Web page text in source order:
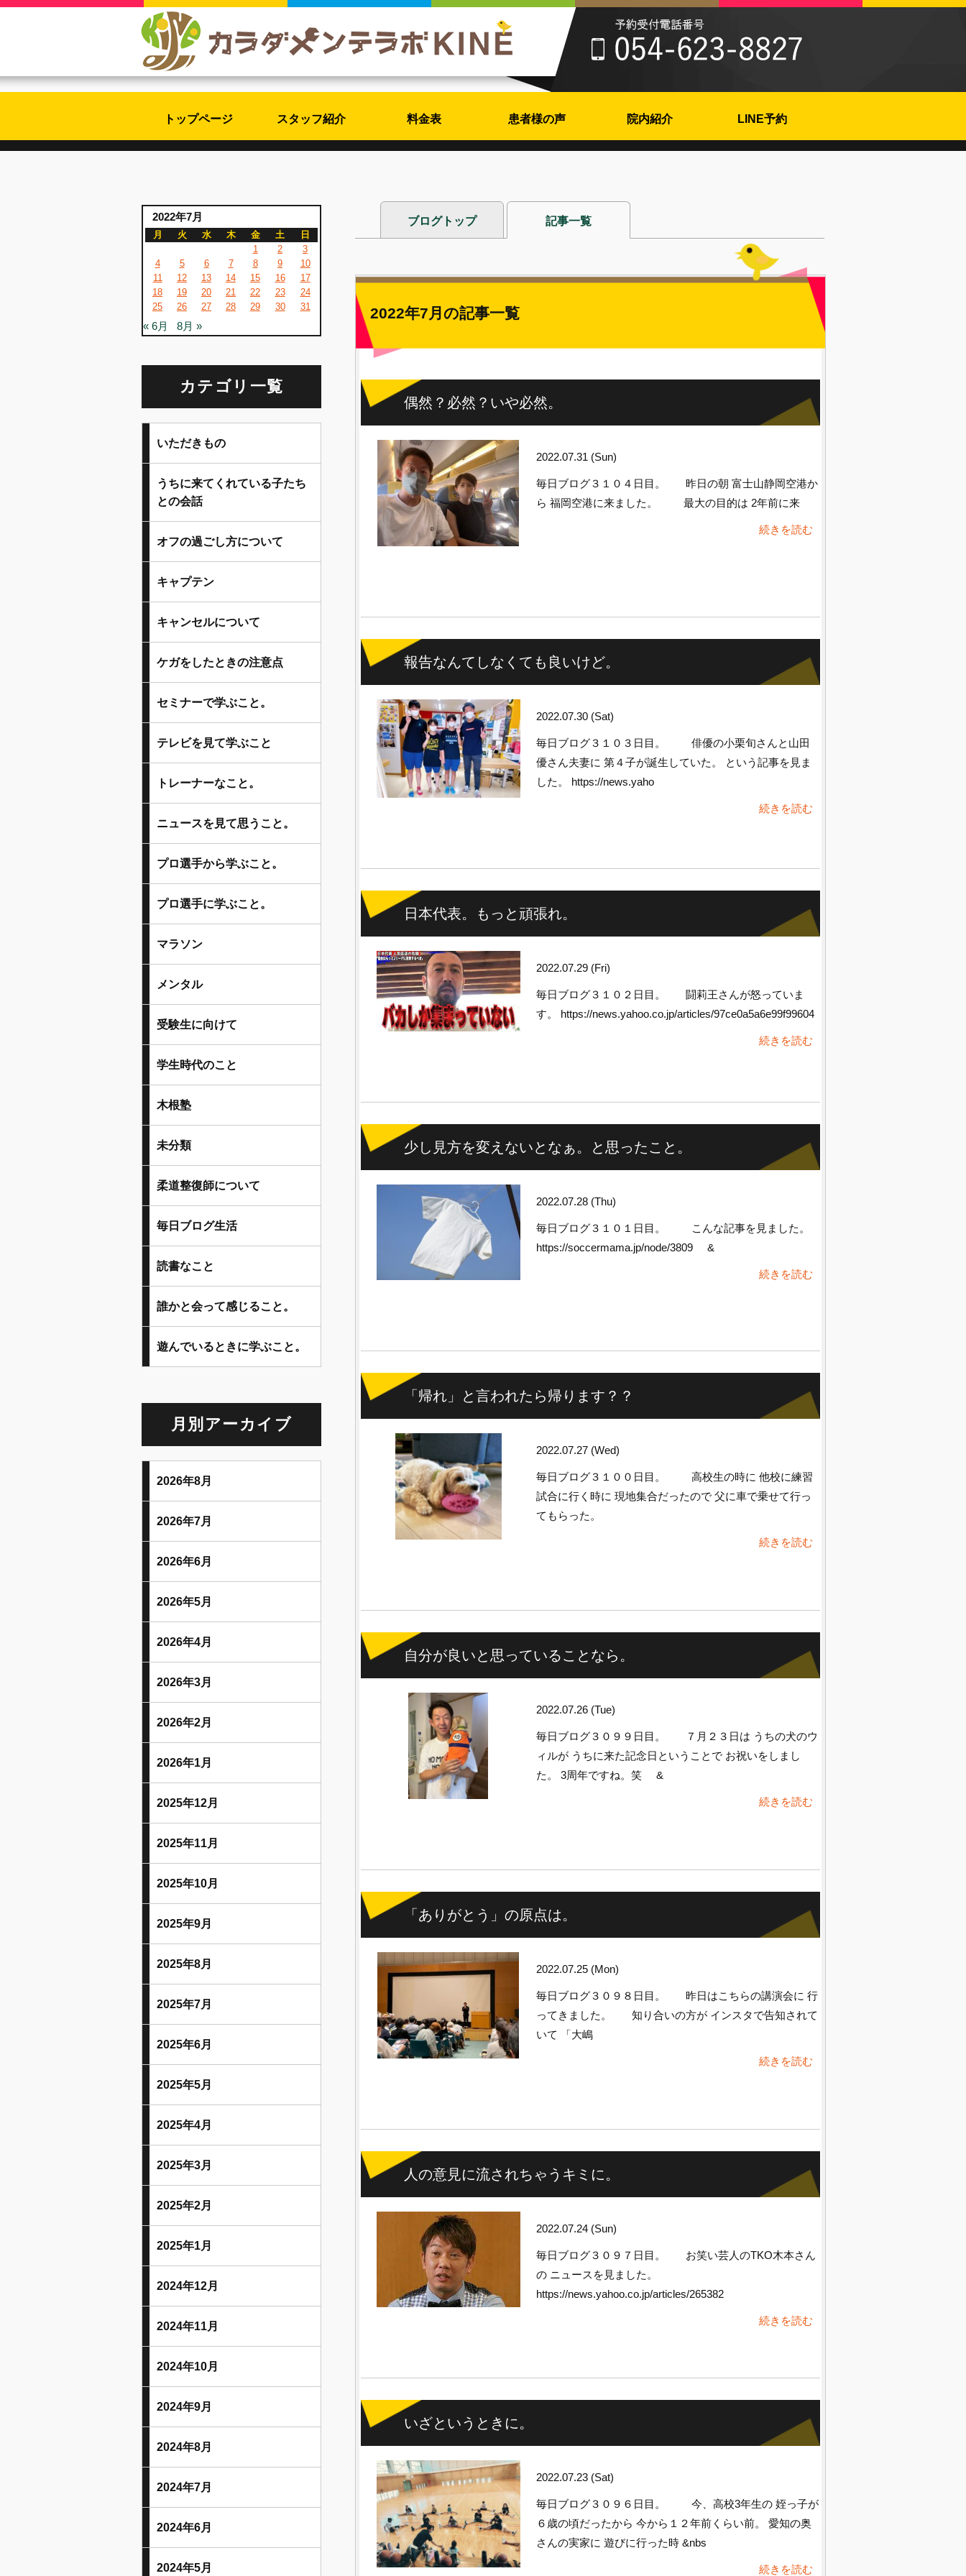
トップページ スタッフ紹介 料金表 患者様の声 院内紹介 LINE予約
ブログトップ 記事一覧
2022年7月の記事一覧
偶然？必然？いや必然。
2022.07.31 (Sun)
毎日ブログ３１０４日目。 昨日の朝 富士山静岡空港か
ら 福岡空港に来ました。 最大の目的は 2年前に来
続きを読む
報告なんてしなくても良いけど。
2022.07.30 (Sat)
毎日ブログ３１０３日目。 俳優の小栗旬さんと山田
優さん夫妻に 第４子が誕生していた。 という記事を見ま
した。 https://news.yaho
続きを読む
日本代表。もっと頑張れ。
2022.07.29 (Fri)
毎日ブログ３１０２日目。 闘莉王さんが怒っていま
す。 https://news.yahoo.co.jp/articles/97ce0a5a6e99f99604
続きを読む
少し見方を変えないとなぁ。と思ったこと。
2022.07.28 (Thu)
毎日ブログ３１０１日目。 こんな記事を見ました。
https://soccermama.jp/node/3809 &
続きを読む
「帰れ」と言われたら帰ります？？
2022.07.27 (Wed)
毎日ブログ３１００日目。 高校生の時に 他校に練習
試合に行く時に 現地集合だったので 父に車で乗せて行っ
てもらった。
続きを読む
自分が良いと思っていることなら。
2022.07.26 (Tue)
毎日ブログ３０９９日目。 ７月２３日は うちの犬のウ
ィルが うちに来た記念日ということで お祝いをしまし
た。 3周年ですね。笑 &
続きを読む
「ありがとう」の原点は。
2022.07.25 (Mon)
毎日ブログ３０９８日目。 昨日はこちらの講演会に 行
ってきました。 知り合いの方が インスタで告知されて
いて 「大嶋
続きを読む
人の意見に流されちゃうキミに。
2022.07.24 (Sun)
毎日ブログ３０９７日目。 お笑い芸人のTKO木本さん
の ニュースを見ました。
https://news.yahoo.co.jp/articles/265382
続きを読む
いざというときに。
2022.07.23 (Sat)
毎日ブログ３０９６日目。 今、高校3年生の 姪っ子が
６歳の頃だったから 今から１２年前くらい前。 愛知の奥
さんの実家に 遊びに行った時 &nbs
続きを読む
2022年7月
月 火 水 木 金 土
日
1
2
3
4
5 6 7 8 9
10
11
12 13 14 15 16
17
18
19 20 21 22 23
24
25
26 27 28 29 30 31
« 6月 8月 »
カテゴリ一覧
いただきもの
うちに来てくれている子たち
との会話
オフの過ごし方について
キャプテン
キャンセルについて
ケガをしたときの注意点
セミナーで学ぶこと。
テレビを見て学ぶこと
トレーナーなこと。
ニュースを見て思うこと。
プロ選手から学ぶこと。
プロ選手に学ぶこと。
マラソン
メンタル
受験生に向けて
学生時代のこと
木根塾
未分類
柔道整復師について
毎日ブログ生活
読書なこと
誰かと会って感じること。
遊んでいるときに学ぶこと。
月別アーカイブ
2026年8月
2026年7月
2026年6月
2026年5月
2026年4月
2026年3月
2026年2月
2026年1月
2025年12月
2025年11月
2025年10月
2025年9月
2025年8月
2025年7月
2025年6月
2025年5月
2025年4月
2025年3月
2025年2月
2025年1月
2024年12月
2024年11月
2024年10月
2024年9月
2024年8月
2024年7月
2024年6月
2024年5月